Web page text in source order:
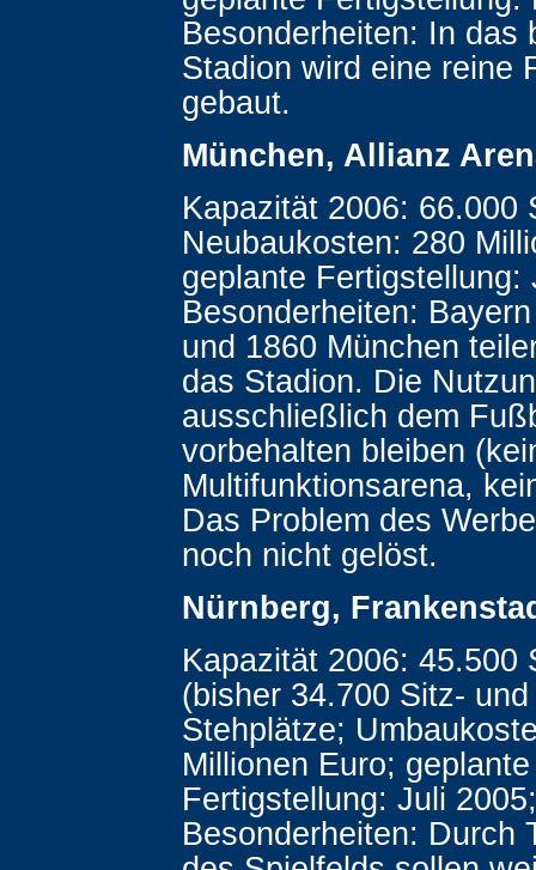
Besonderheiten: In das
Stadion wird eine reine
gebaut.
München, Allianz
Kapazität 2006: 66.000
Neubaukosten: 280
geplante Fertigstellung:
Besonderheiten:
und 1860 München
das Stadion. Die
ausschließlich dem
vorbehalten bleiben
Multifunktionsarena,
Das Problem des
noch nicht gelöst.
Nürnberg,
Kapazität 2006: 45.500
(bisher 34.700 Sitz-
Stehplätze;
Millionen Euro; geplante
Fertigstellung: Juli 2005;
Besonderheiten: Durch